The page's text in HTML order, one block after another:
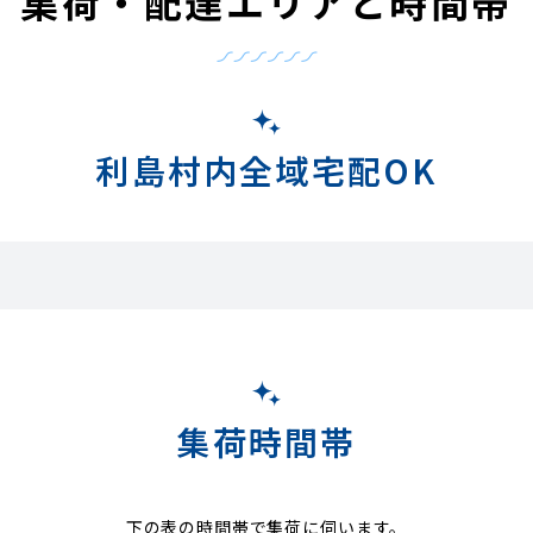
利島村内全域宅配OK
集荷時間帯
下の表の時間帯で集荷に伺います。